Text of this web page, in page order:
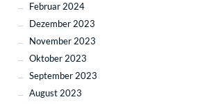
Februar 2024
Dezember 2023
November 2023
Oktober 2023
September 2023
August 2023